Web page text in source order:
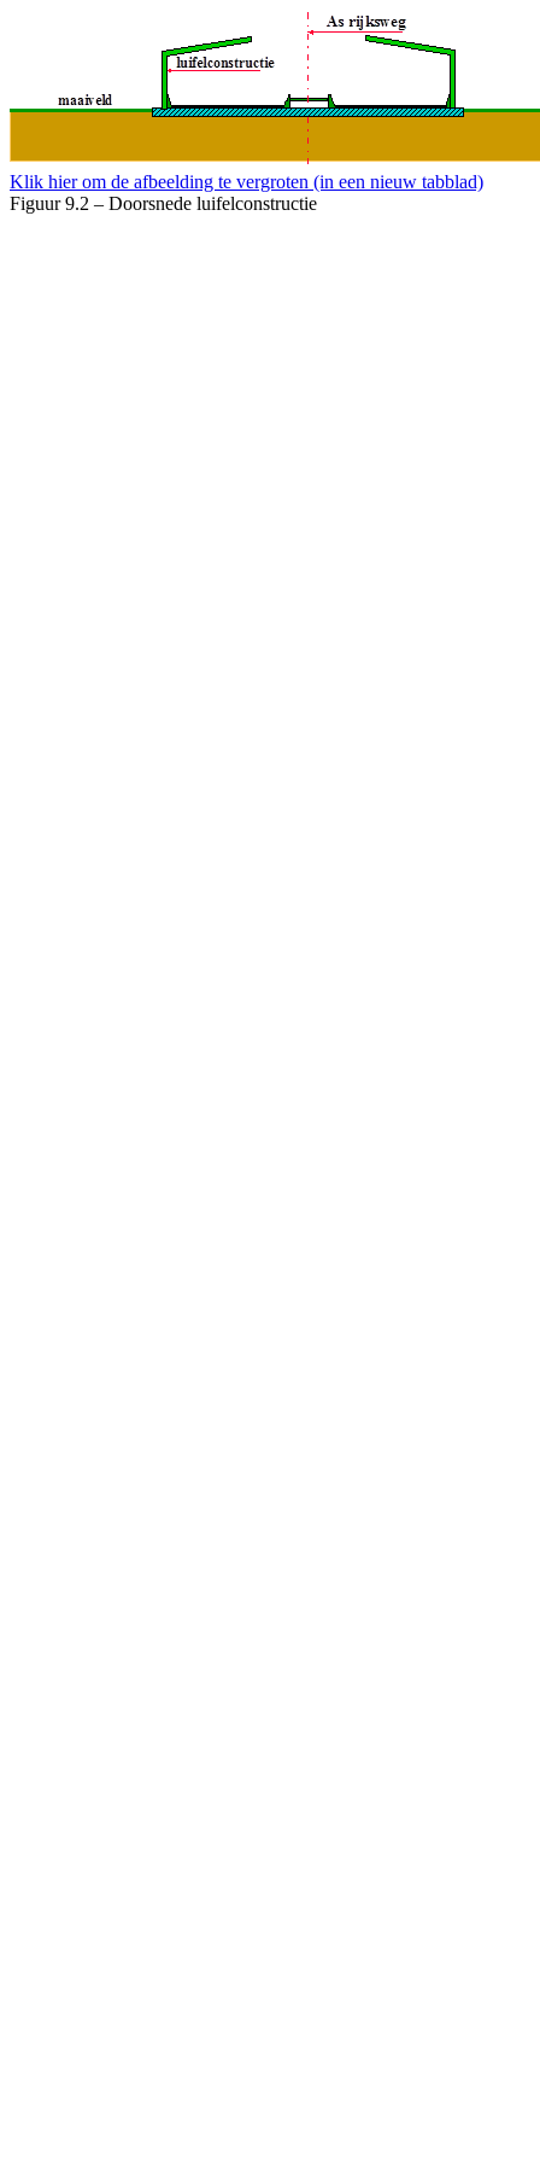
Klik hier om de afbeelding te vergroten (in een nieuw tabblad)
Figuur 9.2 – Doorsnede luifelconstructie